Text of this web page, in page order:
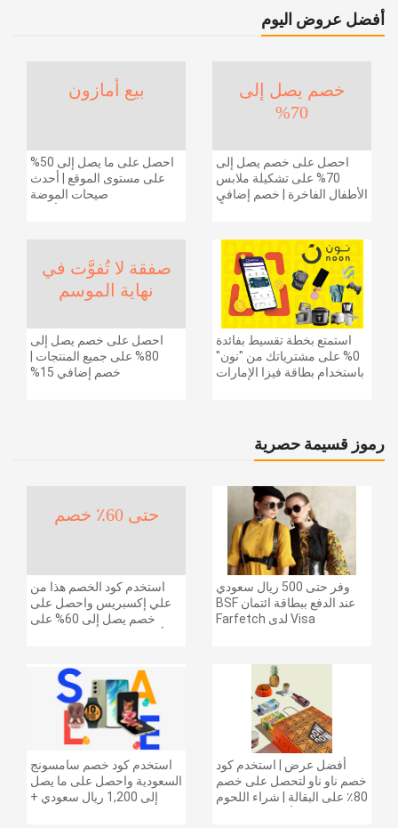
أفضل عروض اليوم
بيع أمازون
احصل على ما يصل إلى 50%
على مستوى الموقع | أحدث
صيحات الموضة
خصم يصل إلى
70%
احصل على خصم يصل إلى
70% على تشكيلة ملابس
الأطفال الفاخرة | خصم إضافي
صفقة لا تُفوَّت في
نهاية الموسم
احصل على خصم يصل إلى
80% على جميع المنتجات |
خصم إضافي 15%
استمتع بخطة تقسيط بفائدة
0% على مشترياتك من "نون"
باستخدام بطاقة فيزا الإمارات
رموز قسيمة حصرية
حتى 60٪ خصم
استخدم كود الخصم هذا من
علي إكسبريس واحصل على
خصم يصل إلى 60% على
بقيمة 155 دولارًا أمريكيًا على
الطلبات التي تزيد قيمتها عن
1425 ريالًا سعوديًا | شحن مج
وفر حتى 500 ريال سعودي
عند الدفع ببطاقة ائتمان BSF
Visa لدى Farfetch
استخدم كود خصم سامسونج
السعودية واحصل على ما يصل
إلى 1,200 ريال سعودي +
أفضل عرض | استخدم كود
خصم ناو ناو لتحصل على خصم
80٪ على البقالة | شراء اللحوم